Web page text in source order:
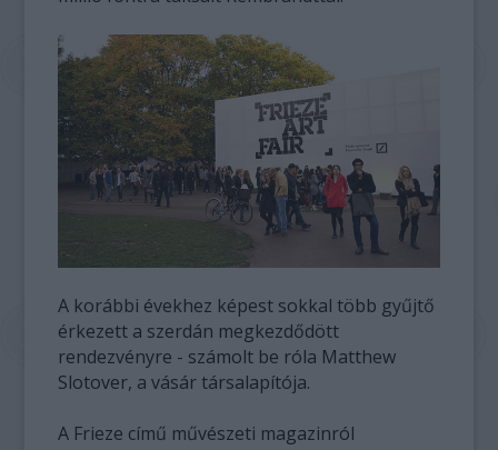
A korábbi évekhez képest sokkal több gyűjtő
érkezett a szerdán megkezdődött
rendezvényre - számolt be róla Matthew
Slotover, a vásár társalapítója.
A Frieze című művészeti magazinról